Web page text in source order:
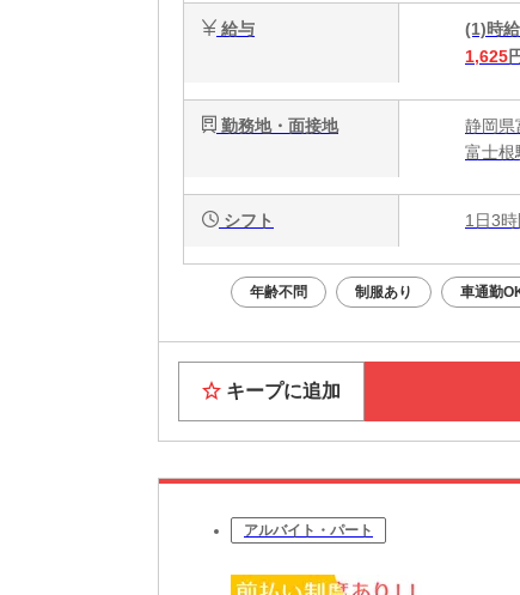
給与 (1)時給
1,625
勤務地・面接地
静岡県
富士根
シフト 1日3
年齢不問 制服あり 車通勤
キープに追加
アルバイト・パート